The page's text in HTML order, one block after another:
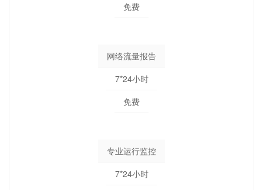
免费
网络流量报告
7*24小时
免费
专业运行监控
7*24小时